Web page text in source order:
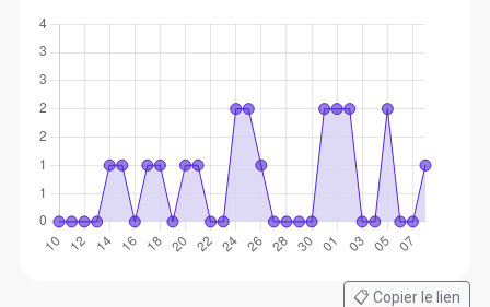
📋 Copier le lien